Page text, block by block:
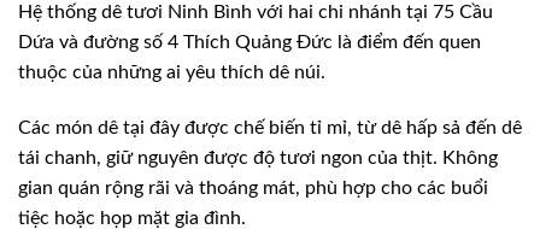
Hệ thống dê tươi Ninh Bình với hai chi nhánh tại 75 Cầu
Dứa và đường số 4 Thích Quảng Đức là điểm đến quen
thuộc của những ai yêu thích dê núi.
Các món dê tại đây được chế biến tỉ mỉ, từ dê hấp sả đến dê
tái chanh, giữ nguyên được độ tươi ngon của thịt. Không
gian quán rộng rãi và thoáng mát, phù hợp cho các buổi
tiệc hoặc họp mặt gia đình.